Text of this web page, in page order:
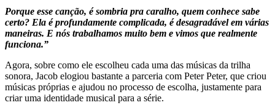
Porque esse canção, é sombria pra caralho, quem conhece sabe
certo? Ela é profundamente complicada, é desagradável em várias
maneiras. E nós trabalhamos muito bem e vimos que realmente
funciona.”
Agora, sobre como ele escolheu cada uma das músicas da trilha
sonora, Jacob elogiou bastante a parceria com Peter Peter, que criou
músicas próprias e ajudou no processo de escolha, justamente para
criar uma identidade musical para a série.